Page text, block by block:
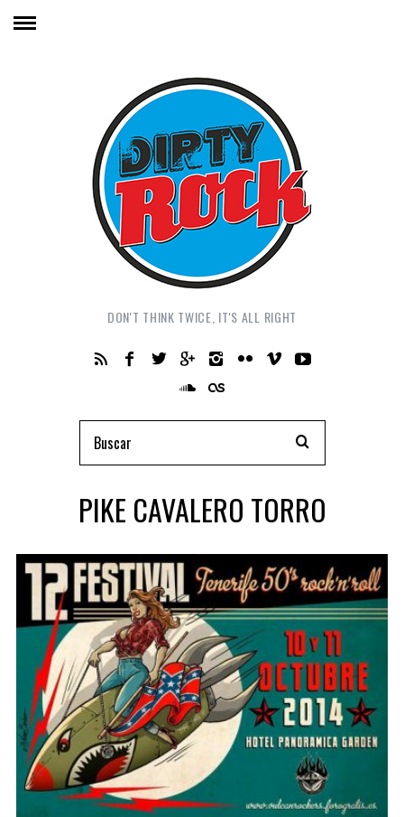
DON'T THINK TWICE, IT'S ALL RIGHT
PIKE CAVALERO TORRO